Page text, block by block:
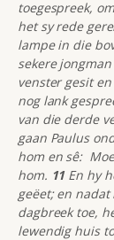
toegespreek,
het sy rede
lampe in die
sekere
venster gesit
nog lank
van die derde
gaan Paulus
hom en sê:
hom. 11En hy
geëet; en nadat
dagbreek toe,
lewendig huis